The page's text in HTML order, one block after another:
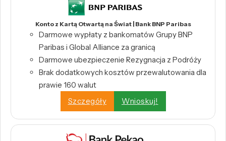
Konto z Kartą Otwartą na Świat | Bank BNP Paribas
Darmowe wypłaty z bankomatów Grupy BNP
Paribas i Global Alliance za granicą
Darmowe ubezpieczenie Rezygnacja z Podróży
Brak dodatkowych kosztów przewalutowania dla
prawie 160 walut
Szczegóły
Wnioskuj!